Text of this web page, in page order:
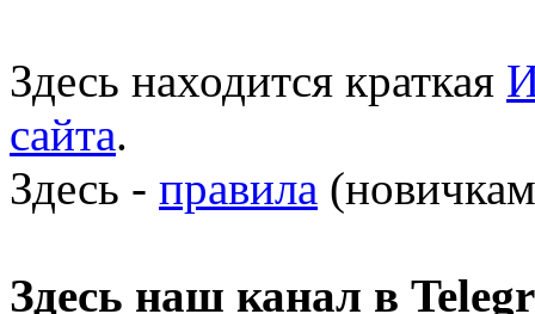
Здесь находится краткая
сайта.
Здесь - правила
Здесь наш канал в